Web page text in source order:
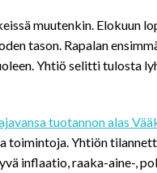
muutenkin. Elokuun
tason. Rapalan
Yhtiö selitti tulosta
tuotannon alas
toimintoja. Yhtiön
inflaatio, raaka-aine-,